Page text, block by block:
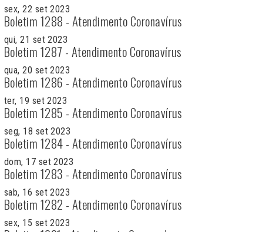
sex, 22 set 2023
Boletim 1288 - Atendimento Coronavírus
qui, 21 set 2023
Boletim 1287 - Atendimento Coronavírus
qua, 20 set 2023
Boletim 1286 - Atendimento Coronavírus
ter, 19 set 2023
Boletim 1285 - Atendimento Coronavírus
seg, 18 set 2023
Boletim 1284 - Atendimento Coronavírus
dom, 17 set 2023
Boletim 1283 - Atendimento Coronavírus
sab, 16 set 2023
Boletim 1282 - Atendimento Coronavírus
sex, 15 set 2023